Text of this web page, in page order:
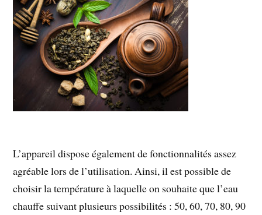
L’appareil dispose également de fonctionnalités assez
agréable lors de l’utilisation. Ainsi, il est possible de
choisir la température à laquelle on souhaite que l’eau
chauffe suivant plusieurs possibilités : 50, 60, 70, 80, 90